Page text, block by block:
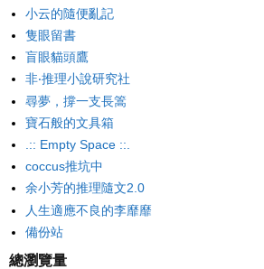
小云的隨便亂記
隻眼留書
盲眼貓頭鷹
非‧推理小說研究社
尋夢，撐一支長篙
寶石般的文具箱
.:: Empty Space ::.
coccus推坑中
余小芳的推理隨文2.0
人生適應不良的李靡靡
備份站
總瀏覽量